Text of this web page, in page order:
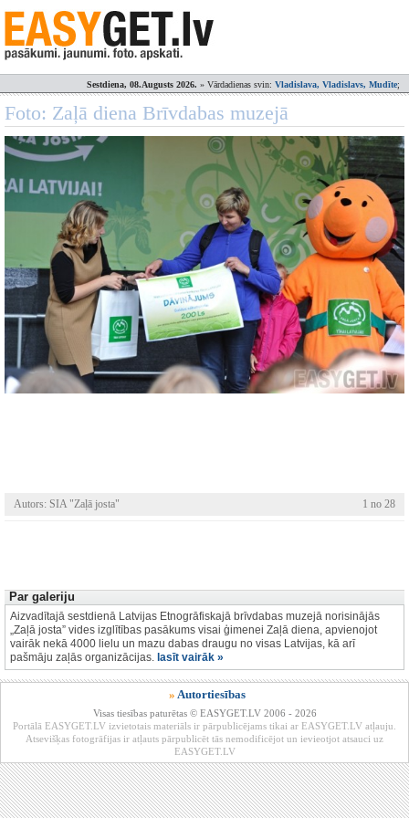
Sestdiena, 08.Augusts 2026. » Vārdadienas svin: Vladislava, Vladislavs, Mudīte;
Foto: Zaļā diena Brīvdabas muzejā
Autors: SIA "Zaļā josta" 1 no 28
Par galeriju
Aizvadītajā sestdienā Latvijas Etnogrāfiskajā brīvdabas muzejā norisinājās
„Zaļā josta” vides izglītības pasākums visai ģimenei Zaļā diena, apvienojot
vairāk nekā 4000 lielu un mazu dabas draugu no visas Latvijas, kā arī
pašmāju zaļās organizācijas. lasīt vairāk »
» Autortiesības
Visas tiesības paturētas © EASYGET.LV 2006 - 2026
Portālā EASYGET.LV izvietotais materiāls ir pārpublicējams tikai ar EASYGET.LV atļauju.
Atsevišķas fotogrāfijas ir atļauts pārpublicēt tās nemodificējot un ievieotjot atsauci uz
EASYGET.LV